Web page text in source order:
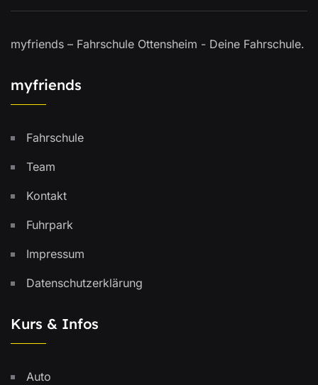
myfriends – Fahrschule Ottensheim - Deine Fahrschule.
myfriends
Fahrschule
Team
Kontakt
Fuhrpark
Impressum
Datenschutzerklärung
Kurs & Infos
Auto